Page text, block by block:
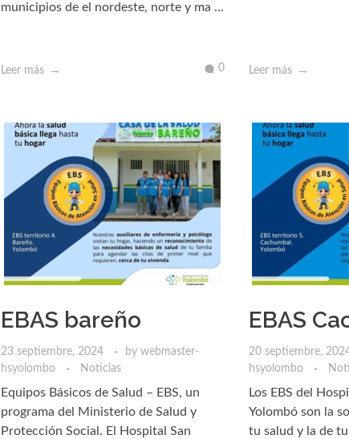
municipios de el nordeste, norte y ma ...
Leer más 0 Leer más
EBAS bareño
23 septiembre, 2024 by webmaster-
hsyolombo
Noticias
Equipos Básicos de Salud – EBS, un
programa del Ministerio de Salud y
Protección Social. El Hospital San
EBAS
20 septiembre,
hsyolombo
Los EBS del
Yolombó son la
tu salud y la de